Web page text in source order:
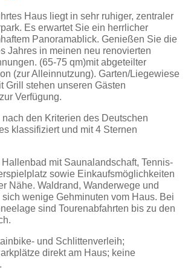
Haus liegt in sehr ruhiger, zentraler
Es erwartet Sie ein herrlicher
Panoramablick. Genießen Sie die
Jahres in meinen neu renovierten
(65-75 qm)mit abgeteilter
(zur Alleinnutzung). Garten/Liegewiese
Grill stehen unseren Gästen
Verfügung.
den Kriterien des Deutschen
klassifiziert und mit 4 Sternen
mit Saunalandschaft, Tennis-
sowie Einkaufsmöglichkeiten
Nähe. Waldrand, Wanderwege und
wenige Gehminuten vom Haus. Bei
sind Tourenabfahrten bis zu den
und Schlittenverleih;
direkt am Haus; keine